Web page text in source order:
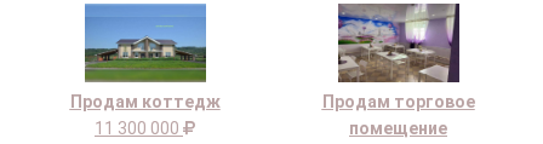
Продам коттедж
11 300 000
Продам торговое
помещение